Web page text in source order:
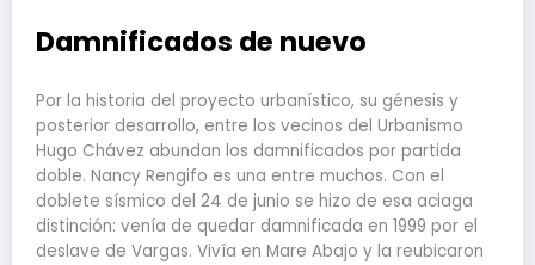
Damnificados de nuevo
Por la historia del proyecto urbanístico, su génesis y
posterior desarrollo, entre los vecinos del Urbanismo
Hugo Chávez abundan los damnificados por partida
doble. Nancy Rengifo es una entre muchos. Con el
doblete sísmico del 24 de junio se hizo de esa aciaga
distinción: venía de quedar damnificada en 1999 por el
deslave de Vargas. Vivía en Mare Abajo y la reubicaron